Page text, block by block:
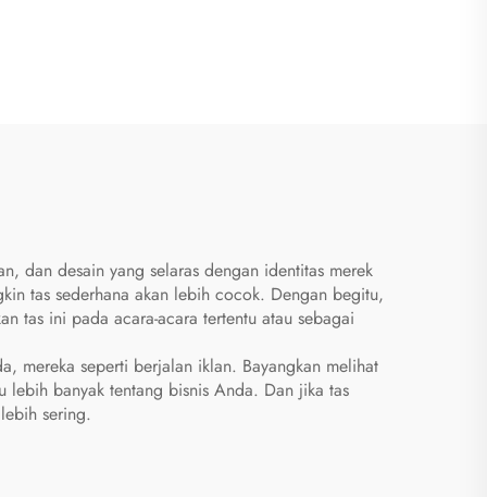
dan desain yang selaras dengan identitas merek
tas sederhana akan lebih cocok. Dengan begitu,
tas ini pada acara-acara tertentu atau sebagai
mereka seperti berjalan iklan. Bayangkan melihat
banyak tentang bisnis Anda. Dan jika tas
sering.